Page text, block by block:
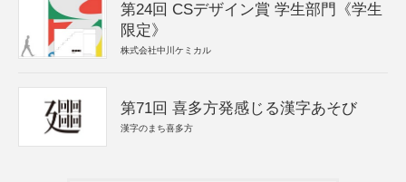
第24回 CSデザイン賞 学生部門《学生
限定》
株式会社中川ケミカル
第71回 喜多方発感じる漢字あそび
漢字のまち喜多方